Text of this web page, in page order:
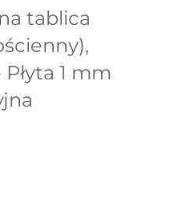
tablica
1 mm